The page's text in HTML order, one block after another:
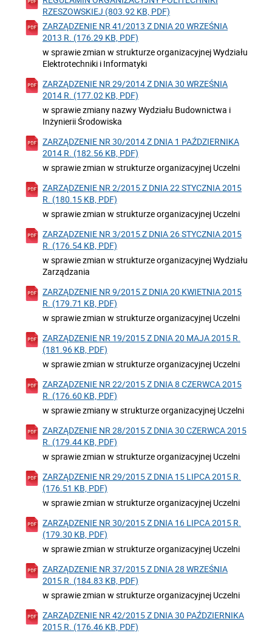
RZESZOWSKIEJ (803.92 KB, PDF)
ZARZĄDZENIE NR 41/2013 Z DNIA 20 WRZEŚNIA
2013 R. (176.29 KB, PDF)
w sprawie zmian w strukturze organizacyjnej Wydziału
Elektrotechniki i Informatyki
ZARZĄDZENIE NR 29/2014 Z DNIA 30 WRZEŚNIA
2014 R. (177.02 KB, PDF)
w sprawie zmiany nazwy Wydziału Budownictwa i
Inżynierii Środowiska
ZARZĄDZENIE NR 30/2014 Z DNIA 1 PAŹDZIERNIKA
2014 R. (182.56 KB, PDF)
w sprawie zmian w strukturze organizacyjnej Uczelni
ZARZĄDZENIE NR 2/2015 Z DNIA 22 STYCZNIA 2015
R. (180.15 KB, PDF)
w sprawie zmian w strukturze organizacyjnej Uczelni
ZARZĄDZENIE NR 3/2015 Z DNIA 26 STYCZNIA 2015
R. (176.54 KB, PDF)
w sprawie zmian w strukturze organizacyjnej Wydziału
Zarządzania
ZARZĄDZENIE NR 9/2015 Z DNIA 20 KWIETNIA 2015
R. (179.71 KB, PDF)
w sprawie zmian w strukturze organizacyjnej Uczelni
ZARZĄDZENIE NR 19/2015 Z DNIA 20 MAJA 2015 R.
(181.96 KB, PDF)
w sprawie zmian w strukturze organizacyjnej Uczelni
ZARZĄDZENIE NR 22/2015 Z DNIA 8 CZERWCA 2015
R. (176.60 KB, PDF)
w sprawie zmiany w strukturze organizacyjnej Uczelni
ZARZĄDZENIE NR 28/2015 Z DNIA 30 CZERWCA 2015
R. (179.44 KB, PDF)
w sprawie zmian w strukturze organizacyjnej Uczelni
ZARZĄDZENIE NR 29/2015 Z DNIA 15 LIPCA 2015 R.
(176.51 KB, PDF)
w sprawie zmian w strukturze organizacyjnej Uczelni
ZARZĄDZENIE NR 30/2015 Z DNIA 16 LIPCA 2015 R.
(179.30 KB, PDF)
w sprawie zmian w strukturze organizacyjnej Uczelni
ZARZĄDZENIE NR 37/2015 Z DNIA 28 WRZEŚNIA
2015 R. (184.83 KB, PDF)
w sprawie zmian w strukturze organizacyjnej Uczelni
ZARZĄDZENIE NR 42/2015 Z DNIA 30 PAŹDZIERNIKA
2015 R. (176.46 KB, PDF)